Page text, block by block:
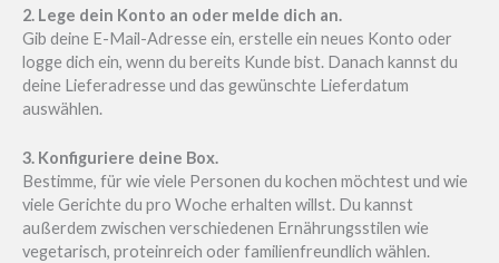
2. Lege dein Konto an oder melde dich an.
Gib deine E-Mail-Adresse ein, erstelle ein neues Konto oder
logge dich ein, wenn du bereits Kunde bist. Danach kannst du
deine Lieferadresse und das gewünschte Lieferdatum
auswählen.
3. Konfiguriere deine Box.
Bestimme, für wie viele Personen du kochen möchtest und wie
viele Gerichte du pro Woche erhalten willst. Du kannst
außerdem zwischen verschiedenen Ernährungsstilen wie
vegetarisch, proteinreich oder familienfreundlich wählen.